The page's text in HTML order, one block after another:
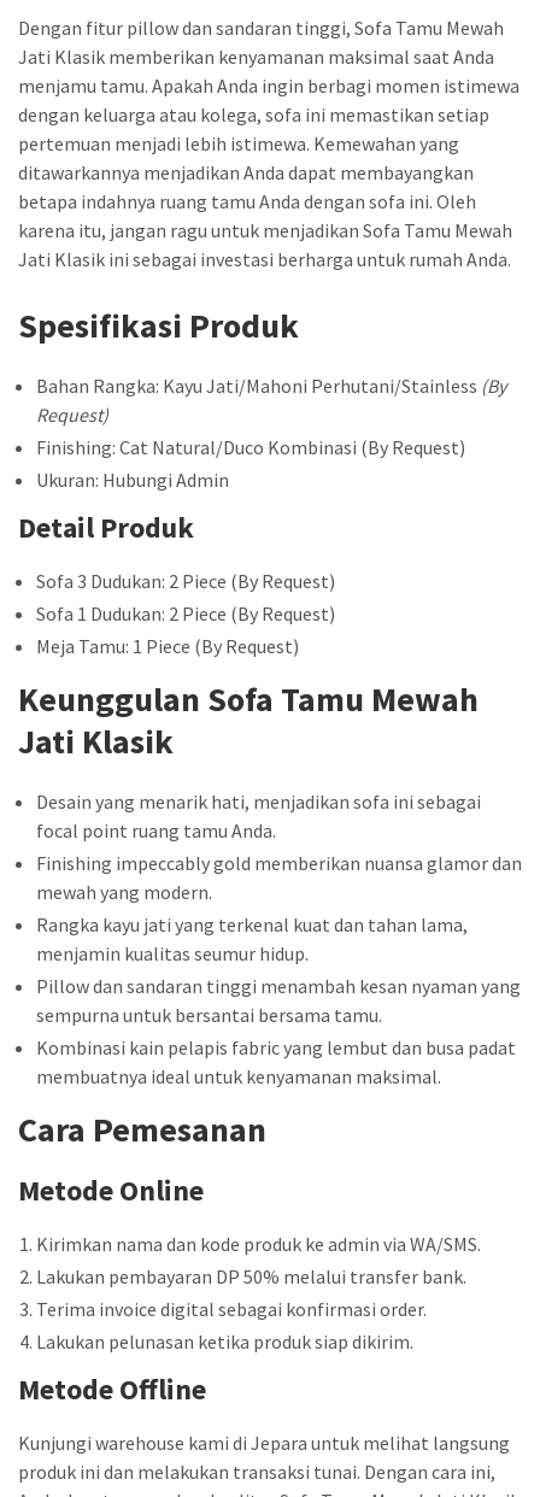
Dengan fitur pillow dan sandaran tinggi, Sofa Tamu Mewah
Jati Klasik memberikan kenyamanan maksimal saat Anda
menjamu tamu. Apakah Anda ingin berbagi momen istimewa
dengan keluarga atau kolega, sofa ini memastikan setiap
pertemuan menjadi lebih istimewa. Kemewahan yang
ditawarkannya menjadikan Anda dapat membayangkan
betapa indahnya ruang tamu Anda dengan sofa ini. Oleh
karena itu, jangan ragu untuk menjadikan Sofa Tamu Mewah
Jati Klasik ini sebagai investasi berharga untuk rumah Anda.
Spesifikasi Produk
Bahan Rangka: Kayu Jati/Mahoni Perhutani/Stainless (By
Request)
Finishing: Cat Natural/Duco Kombinasi (By Request)
Ukuran: Hubungi Admin
Detail Produk
Sofa 3 Dudukan: 2 Piece (By Request)
Sofa 1 Dudukan: 2 Piece (By Request)
Meja Tamu: 1 Piece (By Request)
Keunggulan Sofa Tamu Mewah
Jati Klasik
Desain yang menarik hati, menjadikan sofa ini sebagai
focal point ruang tamu Anda.
Finishing impeccably gold memberikan nuansa glamor dan
mewah yang modern.
Rangka kayu jati yang terkenal kuat dan tahan lama,
menjamin kualitas seumur hidup.
Pillow dan sandaran tinggi menambah kesan nyaman yang
sempurna untuk bersantai bersama tamu.
Kombinasi kain pelapis fabric yang lembut dan busa padat
membuatnya ideal untuk kenyamanan maksimal.
Cara Pemesanan
Metode Online
Kirimkan nama dan kode produk ke admin via WA/SMS.
Lakukan pembayaran DP 50% melalui transfer bank.
Terima invoice digital sebagai konfirmasi order.
Lakukan pelunasan ketika produk siap dikirim.
Metode Offline
Kunjungi warehouse kami di Jepara untuk melihat langsung
produk ini dan melakukan transaksi tunai. Dengan cara ini,